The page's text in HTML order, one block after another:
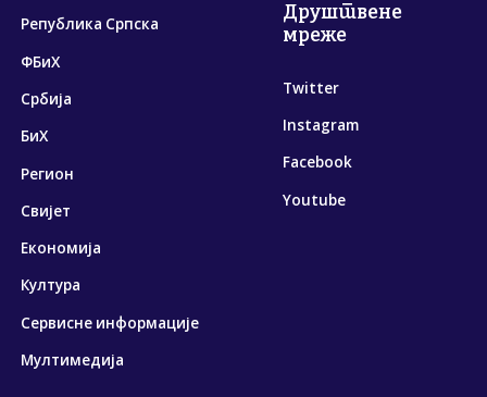
Република Српска
ФБиХ
Србија
БиХ
Регион
Свијет
Економија
Култура
Сервисне информације
Мултимедија
Друштвене
мреже
Twitter
Instagram
Facebook
Youtube